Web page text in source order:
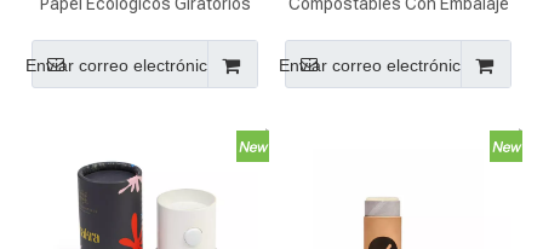
Enviar correo electrónico Enviar correo electrónico